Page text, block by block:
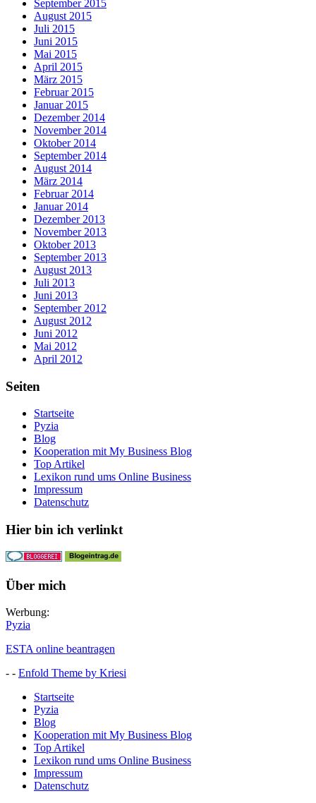
September 2015
August 2015
Juli 2015
Juni 2015
Mai 2015
April 2015
März 2015
Februar 2015
Januar 2015
Dezember 2014
November 2014
Oktober 2014
September 2014
August 2014
März 2014
Februar 2014
Januar 2014
Dezember 2013
November 2013
Oktober 2013
September 2013
August 2013
Juli 2013
Juni 2013
September 2012
August 2012
Juni 2012
Mai 2012
April 2012
Seiten
Startseite
Pyzia
Blog
Kooperation mit My Business Blog
Top Artikel
Lexikon rund ums Online Business
Impressum
Datenschutz
Hier bin ich verlinkt
Über mich
Werbung:
Pyzia
ESTA online beantragen
- - Enfold Theme by Kriesi
Startseite
Pyzia
Blog
Kooperation mit My Business Blog
Top Artikel
Lexikon rund ums Online Business
Impressum
Datenschutz